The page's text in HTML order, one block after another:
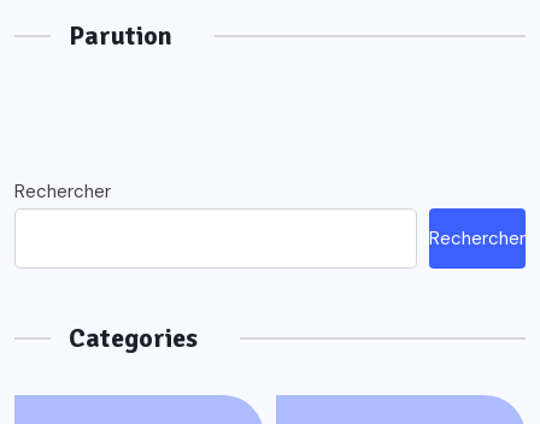
Parution
Rechercher
Rechercher
Categories